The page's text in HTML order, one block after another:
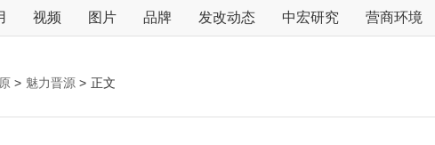
视频 图片 品牌 发改动态 中宏研究 营商环境
> 魅力晋源 > 正文